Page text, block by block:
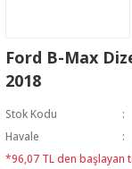
Ford B-Max
2018
Stok Kodu
Havale
*96,07 TL den başlayan